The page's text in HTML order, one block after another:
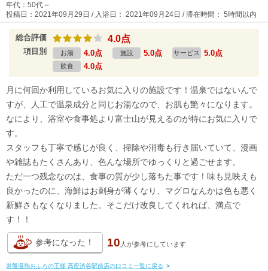
年代：50代～
投稿日：2021年09月29日 / 入浴日： 2021年09月24日 / 滞在時間： 5時間以内
総合評価 4.0点
項目別 お湯 4.0点 施設 5.0点 サービス 5.0点
飲食 4.0点
月に何回か利用しているお気に入りの施設です！温泉ではないんで
すが、人工で温泉成分と同じお湯なので、お肌も艶々になります。
なにより、浴室や食事処より富士山が見えるのが特にお気に入りで
す。
スタッフも丁寧で感じが良く、掃除や消毒も行き届いていて、漫画
や雑誌もたくさんあり、色んな場所でゆっくりと過ごせます。
ただ一つ残念なのは、食事の質が少し落ちた事です！味も見映えも
良かったのに、海鮮はお刺身が薄くなり、マグロなんかは色も悪く
新鮮さもなくなりました。そこだけ改良してくれれば、満点で
す！！
参考になった！ 10 人が参考にしています
岩盤温熱おふろの王様 高座渋谷駅前店の口コミ一覧に戻る >